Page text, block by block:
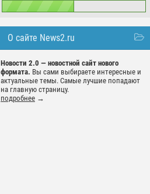
О сайте News2.ru
Новости 2.0 — новостной сайт нового
формата. Вы сами выбираете интересные и
актуальные темы. Самые лучшие попадают
на главную страницу.
подробнее →